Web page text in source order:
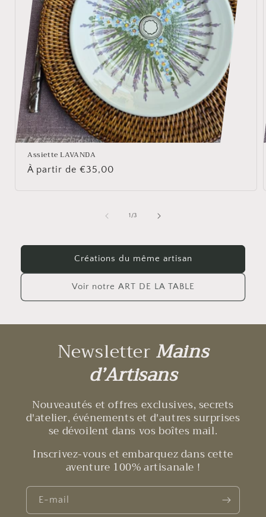
Assiette LAVANDA
Prix
À partir de €35,00
1/de
3
Créations du même artisan
Voir notre ART DE LA TABLE
NewsletterMains
d’Artisans
Nouveautés et offres exclusives, secrets
d'atelier, événements et d'autres surprises
se dévoilent dans vos boîtes mail.
Inscrivez-vous et embarquez dans cette
aventure 100% artisanale !
E-mail